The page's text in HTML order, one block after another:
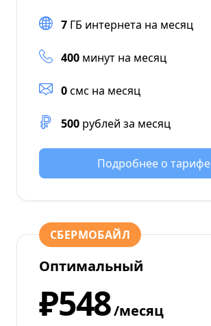
7 ГБ интернета на месяц
400 минут на месяц
0смс на месяц
500 рублей за месяц
Подробнее о тарифе
СБЕРМОБАЙЛ
Оптимальный
₽548/месяц